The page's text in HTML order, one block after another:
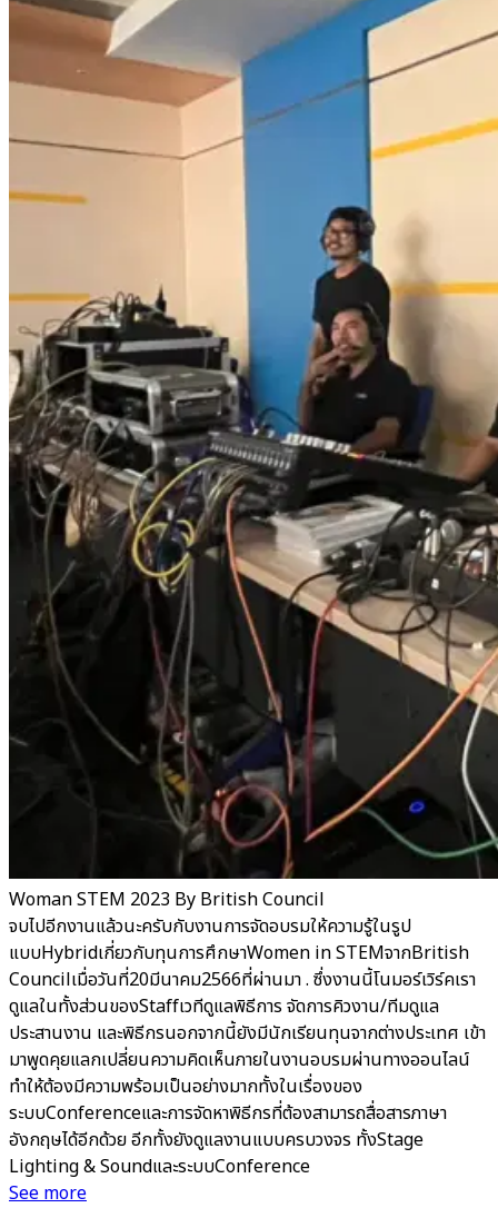
Woman STEM 2023 By British Council
จบไปอีกงานแล้วนะครับกับงานการจัดอบรมให้ความรู้ในรูป
แบบHybridเกี่ยวกับทุนการศึกษาWomen in STEMจากBritish
Councilเมื่อวันที่20มีนาคม2566ที่ผ่านมา . ซึ่งงานนี้โนมอร์เวิร์คเรา
ดูแลในทั้งส่วนของStaffเวทีดูแลพิธีการ จัดการคิวงาน/ทีมดูแล
ประสานงาน และพิธีกรนอกจากนี้ยังมีนักเรียนทุนจากต่างประเทศ เข้า
มาพูดคุยแลกเปลี่ยนความคิดเห็นภายในงานอบรมผ่านทางออนไลน์
ทำให้ต้องมีความพร้อมเป็นอย่างมากทั้งในเรื่องของ
ระบบConferenceและการจัดหาพิธีกรที่ต้องสามารถสื่อสารภาษา
อังกฤษได้อีกด้วย อีกทั้งยังดูแลงานแบบครบวงจร ทั้งStage
Lighting & SoundและระบบConference
See more